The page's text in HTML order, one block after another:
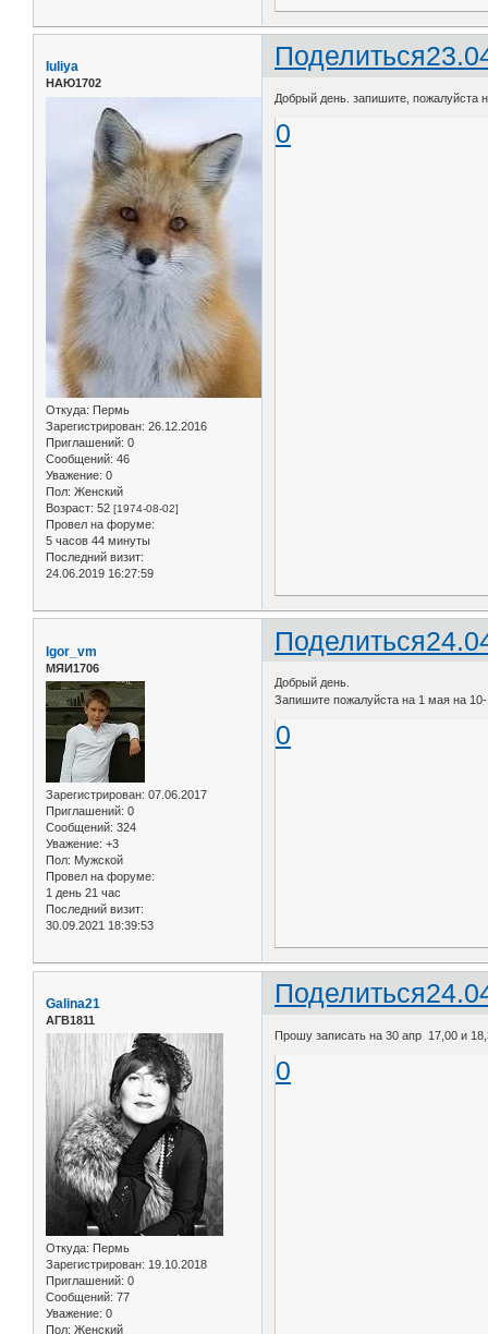
Поделиться
Iuliya
НАЮ1702
Откуда: Пермь
Зарегистрирован: 26.12.2016
Приглашений: 0
Сообщений: 46
Уважение: 0
Пол: Женский
Возраст: 52 [1974-08-02]
Провел на форуме:
5 часов 44 минуты
Последний визит:
24.06.2019 16:27:59
Добрый день. запишите, пожалуйста
0
Поделиться
Igor_vm
МЯИ1706
Зарегистрирован: 07.06.2017
Приглашений: 0
Сообщений: 324
Уважение: +3
Пол: Мужской
Провел на форуме:
1 день 21 час
Последний визит:
30.09.2021 18:39:53
Добрый день.
Запишите пожалуйста на 1 мая на
0
Поделиться
Galina21
АГВ1811
Откуда: Пермь
Зарегистрирован: 19.10.2018
Приглашений: 0
Сообщений: 77
Уважение: 0
Пол: Женский
Прошу записать на 30 апр 17,00 и
0